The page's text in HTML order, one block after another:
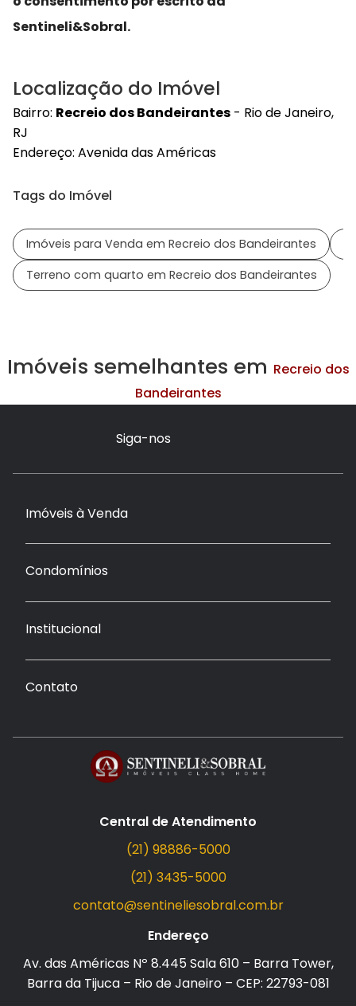
Sentineli&Sobral.
Localização do Imóvel
Bairro: Recreio dos Bandeirantes - Rio de Janeiro,
RJ
Endereço: Avenida das Américas
Tags do Imóvel
Imóveis para Venda em Recreio dos Bandeirantes
Terreno com quarto em Recreio dos Bandeirantes
Imóveis semelhantes em Recreio dos
Bandeirantes
Siga-nos
Imóveis à Venda
Condomínios
Institucional
Contato
Central de Atendimento
(21) 98886-5000
(21) 3435-5000
contato@sentineliesobral.com.br
Endereço
Av. das Américas Nº 8.445 Sala 610 – Barra Tower,
Barra da Tijuca – Rio de Janeiro – CEP: 22793-081